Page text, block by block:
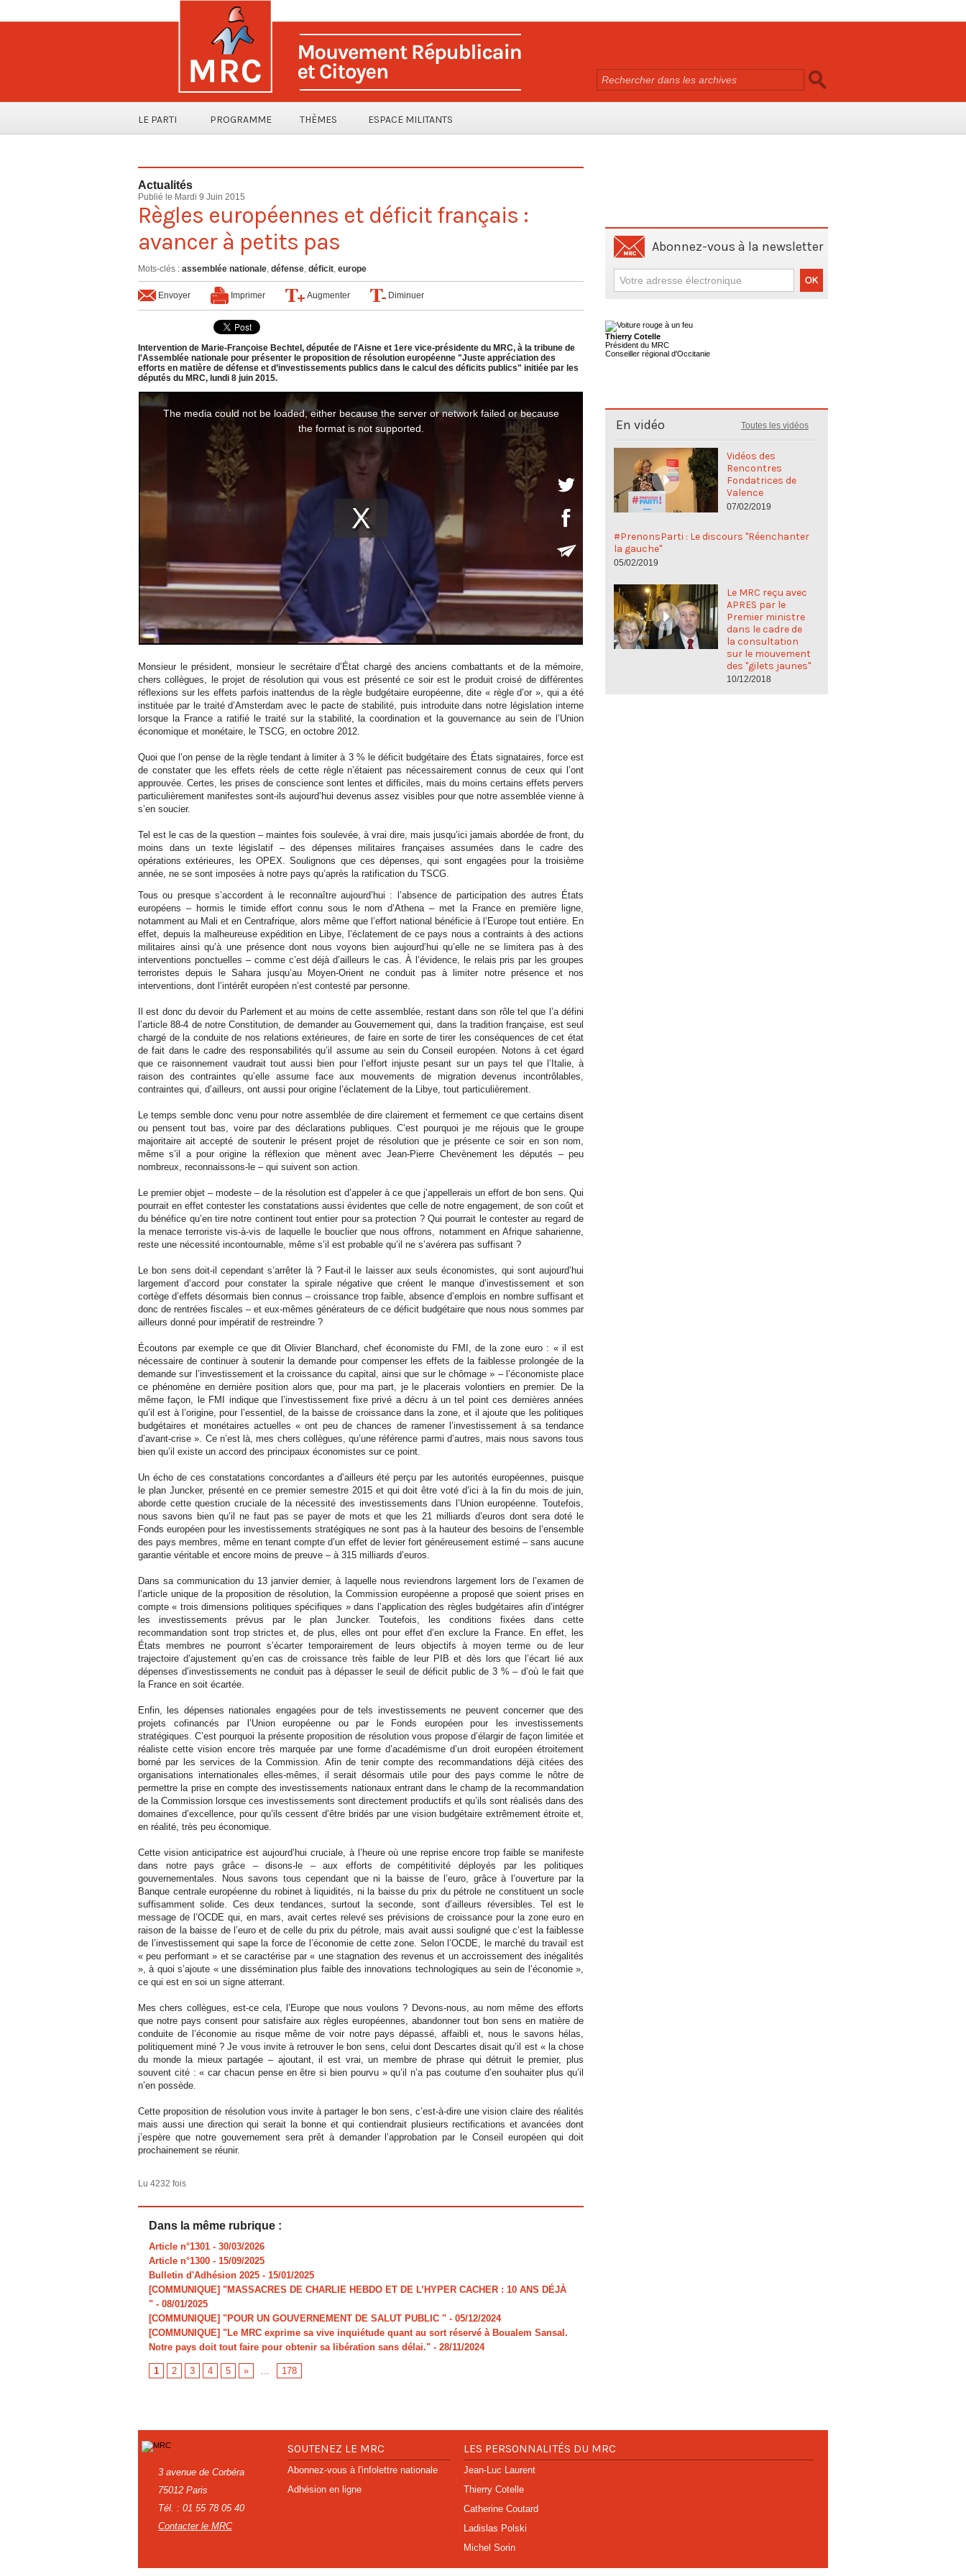
LE PARTI PROGRAMME THÈMES ESPACE MILITANTS
Actualités
Publié le Mardi 9 Juin 2015
Règles européennes et déficit français :
avancer à petits pas
Mots-clés : assemblée nationale, défense, déficit, europe
Envoyer Imprimer Augmenter Diminuer
Intervention de Marie-Françoise Bechtel, députée de l'Aisne et 1ere vice-présidente du MRC, à la tribune de
l'Assemblée nationale pour présenter le proposition de résolution européenne "Juste appréciation des
efforts en matière de défense et d’investissements publics dans le calcul des déficits publics" initiée par les
députés du MRC, lundi 8 juin 2015.
Monsieur le président, monsieur le secrétaire d’État chargé des anciens combattants et de la mémoire,
chers collègues, le projet de résolution qui vous est présenté ce soir est le produit croisé de différentes
réflexions sur les effets parfois inattendus de la règle budgétaire européenne, dite « règle d’or », qui a été
instituée par le traité d’Amsterdam avec le pacte de stabilité, puis introduite dans notre législation interne
lorsque la France a ratifié le traité sur la stabilité, la coordination et la gouvernance au sein de l’Union
économique et monétaire, le TSCG, en octobre 2012.
Quoi que l’on pense de la règle tendant à limiter à 3 % le déficit budgétaire des États signataires, force est
de constater que les effets réels de cette règle n’étaient pas nécessairement connus de ceux qui l’ont
approuvée. Certes, les prises de conscience sont lentes et difficiles, mais du moins certains effets pervers
particulièrement manifestes sont-ils aujourd’hui devenus assez visibles pour que notre assemblée vienne à
s’en soucier.
Tel est le cas de la question – maintes fois soulevée, à vrai dire, mais jusqu’ici jamais abordée de front, du
moins dans un texte législatif – des dépenses militaires françaises assumées dans le cadre des
opérations extérieures, les OPEX. Soulignons que ces dépenses, qui sont engagées pour la troisième
année, ne se sont imposées à notre pays qu’après la ratification du TSCG.
Tous ou presque s’accordent à le reconnaître aujourd’hui : l’absence de participation des autres États
européens – hormis le timide effort connu sous le nom d’Athena – met la France en première ligne,
notamment au Mali et en Centrafrique, alors même que l’effort national bénéficie à l’Europe tout entière. En
effet, depuis la malheureuse expédition en Libye, l’éclatement de ce pays nous a contraints à des actions
militaires ainsi qu’à une présence dont nous voyons bien aujourd’hui qu’elle ne se limitera pas à des
interventions ponctuelles – comme c’est déjà d’ailleurs le cas. À l’évidence, le relais pris par les groupes
terroristes depuis le Sahara jusqu’au Moyen-Orient ne conduit pas à limiter notre présence et nos
interventions, dont l’intérêt européen n’est contesté par personne.
Il est donc du devoir du Parlement et au moins de cette assemblée, restant dans son rôle tel que l’a défini
l’article 88-4 de notre Constitution, de demander au Gouvernement qui, dans la tradition française, est seul
chargé de la conduite de nos relations extérieures, de faire en sorte de tirer les conséquences de cet état
de fait dans le cadre des responsabilités qu’il assume au sein du Conseil européen. Notons à cet égard
que ce raisonnement vaudrait tout aussi bien pour l’effort injuste pesant sur un pays tel que l’Italie, à
raison des contraintes qu’elle assume face aux mouvements de migration devenus incontrôlables,
contraintes qui, d’ailleurs, ont aussi pour origine l’éclatement de la Libye, tout particulièrement.
Le temps semble donc venu pour notre assemblée de dire clairement et fermement ce que certains disent
ou pensent tout bas, voire par des déclarations publiques. C’est pourquoi je me réjouis que le groupe
majoritaire ait accepté de soutenir le présent projet de résolution que je présente ce soir en son nom,
même s’il a pour origine la réflexion que mènent avec Jean-Pierre Chevènement les députés – peu
nombreux, reconnaissons-le – qui suivent son action.
Le premier objet – modeste – de la résolution est d’appeler à ce que j’appellerais un effort de bon sens. Qui
pourrait en effet contester les constatations aussi évidentes que celle de notre engagement, de son coût et
du bénéfice qu’en tire notre continent tout entier pour sa protection ? Qui pourrait le contester au regard de
la menace terroriste vis-à-vis de laquelle le bouclier que nous offrons, notamment en Afrique saharienne,
reste une nécessité incontournable, même s’il est probable qu’il ne s’avérera pas suffisant ?
Le bon sens doit-il cependant s’arrêter là ? Faut-il le laisser aux seuls économistes, qui sont aujourd’hui
largement d’accord pour constater la spirale négative que créent le manque d’investissement et son
cortège d’effets désormais bien connus – croissance trop faible, absence d’emplois en nombre suffisant et
donc de rentrées fiscales – et eux-mêmes générateurs de ce déficit budgétaire que nous nous sommes par
ailleurs donné pour impératif de restreindre ?
Écoutons par exemple ce que dit Olivier Blanchard, chef économiste du FMI, de la zone euro : « il est
nécessaire de continuer à soutenir la demande pour compenser les effets de la faiblesse prolongée de la
demande sur l’investissement et la croissance du capital, ainsi que sur le chômage » – l’économiste place
ce phénomène en dernière position alors que, pour ma part, je le placerais volontiers en premier. De la
même façon, le FMI indique que l’investissement fixe privé a décru à un tel point ces dernières années
qu’il est à l’origine, pour l’essentiel, de la baisse de croissance dans la zone, et il ajoute que les politiques
budgétaires et monétaires actuelles « ont peu de chances de ramener l’investissement à sa tendance
d’avant-crise ». Ce n’est là, mes chers collègues, qu’une référence parmi d’autres, mais nous savons tous
bien qu’il existe un accord des principaux économistes sur ce point.
Un écho de ces constatations concordantes a d’ailleurs été perçu par les autorités européennes, puisque
le plan Juncker, présenté en ce premier semestre 2015 et qui doit être voté d’ici à la fin du mois de juin,
aborde cette question cruciale de la nécessité des investissements dans l’Union européenne. Toutefois,
nous savons bien qu’il ne faut pas se payer de mots et que les 21 milliards d’euros dont sera doté le
Fonds européen pour les investissements stratégiques ne sont pas à la hauteur des besoins de l’ensemble
des pays membres, même en tenant compte d’un effet de levier fort généreusement estimé – sans aucune
garantie véritable et encore moins de preuve – à 315 milliards d’euros.
Dans sa communication du 13 janvier dernier, à laquelle nous reviendrons largement lors de l’examen de
l’article unique de la proposition de résolution, la Commission européenne a proposé que soient prises en
compte « trois dimensions politiques spécifiques » dans l’application des règles budgétaires afin d’intégrer
les investissements prévus par le plan Juncker. Toutefois, les conditions fixées dans cette
recommandation sont trop strictes et, de plus, elles ont pour effet d’en exclure la France. En effet, les
États membres ne pourront s’écarter temporairement de leurs objectifs à moyen terme ou de leur
trajectoire d’ajustement qu’en cas de croissance très faible de leur PIB et dès lors que l’écart lié aux
dépenses d’investissements ne conduit pas à dépasser le seuil de déficit public de 3 % – d’où le fait que
la France en soit écartée.
Enfin, les dépenses nationales engagées pour de tels investissements ne peuvent concerner que des
projets cofinancés par l’Union européenne ou par le Fonds européen pour les investissements
stratégiques. C’est pourquoi la présente proposition de résolution vous propose d’élargir de façon limitée et
réaliste cette vision encore très marquée par une forme d’académisme d’un droit européen étroitement
borné par les services de la Commission. Afin de tenir compte des recommandations déjà citées des
organisations internationales elles-mêmes, il serait désormais utile pour des pays comme le nôtre de
permettre la prise en compte des investissements nationaux entrant dans le champ de la recommandation
de la Commission lorsque ces investissements sont directement productifs et qu’ils sont réalisés dans des
domaines d’excellence, pour qu’ils cessent d’être bridés par une vision budgétaire extrêmement étroite et,
en réalité, très peu économique.
Cette vision anticipatrice est aujourd’hui cruciale, à l’heure où une reprise encore trop faible se manifeste
dans notre pays grâce – disons-le – aux efforts de compétitivité déployés par les politiques
gouvernementales. Nous savons tous cependant que ni la baisse de l’euro, grâce à l’ouverture par la
Banque centrale européenne du robinet à liquidités, ni la baisse du prix du pétrole ne constituent un socle
suffisamment solide. Ces deux tendances, surtout la seconde, sont d’ailleurs réversibles. Tel est le
message de l’OCDE qui, en mars, avait certes relevé ses prévisions de croissance pour la zone euro en
raison de la baisse de l’euro et de celle du prix du pétrole, mais avait aussi souligné que c’est la faiblesse
de l’investissement qui sape la force de l’économie de cette zone. Selon l’OCDE, le marché du travail est
« peu performant » et se caractérise par « une stagnation des revenus et un accroissement des inégalités
», à quoi s’ajoute « une dissémination plus faible des innovations technologiques au sein de l’économie »,
ce qui est en soi un signe atterrant.
Mes chers collègues, est-ce cela, l’Europe que nous voulons ? Devons-nous, au nom même des efforts
que notre pays consent pour satisfaire aux règles européennes, abandonner tout bon sens en matière de
conduite de l’économie au risque même de voir notre pays dépassé, affaibli et, nous le savons hélas,
politiquement miné ? Je vous invite à retrouver le bon sens, celui dont Descartes disait qu’il est « la chose
du monde la mieux partagée – ajoutant, il est vrai, un membre de phrase qui détruit le premier, plus
souvent cité : « car chacun pense en être si bien pourvu » qu’il n’a pas coutume d’en souhaiter plus qu’il
n’en possède.
Cette proposition de résolution vous invite à partager le bon sens, c’est-à-dire une vision claire des réalités
mais aussi une direction qui serait la bonne et qui contiendrait plusieurs rectifications et avancées dont
j’espère que notre gouvernement sera prêt à demander l’approbation par le Conseil européen qui doit
prochainement se réunir.
Lu 4232 fois
Dans la même rubrique :
Article n°1301 - 30/03/2026
Article n°1300 - 15/09/2025
Bulletin d'Adhésion 2025 - 15/01/2025
[COMMUNIQUE] "MASSACRES DE CHARLIE HEBDO ET DE L’HYPER CACHER : 10 ANS DÉJÀ
" - 08/01/2025
[COMMUNIQUE] "POUR UN GOUVERNEMENT DE SALUT PUBLIC " - 05/12/2024
[COMMUNIQUE] "Le MRC exprime sa vive inquiétude quant au sort réservé à Boualem Sansal.
Notre pays doit tout faire pour obtenir sa libération sans délai." - 28/11/2024
1 2 3 4 5 » ... 178
Abonnez-vous à la newsletter
Thierry Cotelle
Président du MRC
Conseiller régional d'Occitanie
En vidéo Toutes les vidéos
Vidéos des
Rencontres
Fondatrices de
Valence
07/02/2019
#PrenonsParti : Le discours "Réenchanter
la gauche"
05/02/2019
Le MRC reçu avec
APRES par le
Premier ministre
dans le cadre de
la consultation
sur le mouvement
des "gilets jaunes"
10/12/2018
3 avenue de Corbéra
75012 Paris
Tél. : 01 55 78 05 40
Contacter le MRC
SOUTENEZ LE MRC
Abonnez-vous à l'infolettre nationale
Adhésion en ligne
LES PERSONNALITÉS DU MRC
Jean-Luc Laurent
Thierry Cotelle
Catherine Coutard
Ladislas Polski
Michel Sorin